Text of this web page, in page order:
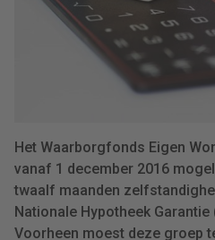
Het Waarborgfonds Eigen
vanaf 1 december 2016
twaalf maanden
Nationale Hypotheek
Voorheen moest deze groep